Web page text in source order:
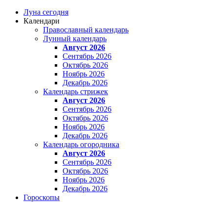
Луна сегодня
Календари
Православный календарь
Лунный календарь
Август 2026
Сентябрь 2026
Октябрь 2026
Ноябрь 2026
Декабрь 2026
Календарь стрижек
Август 2026
Сентябрь 2026
Октябрь 2026
Ноябрь 2026
Декабрь 2026
Календарь огородника
Август 2026
Сентябрь 2026
Октябрь 2026
Ноябрь 2026
Декабрь 2026
Гороскопы